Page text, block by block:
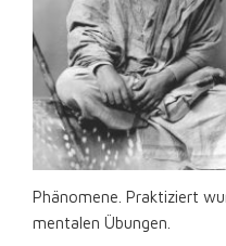
Phänomene. Praktiziert
mentalen Übungen.